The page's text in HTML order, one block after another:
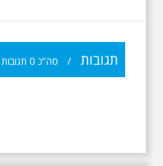
תגובות / סה"כ 0 תגובות